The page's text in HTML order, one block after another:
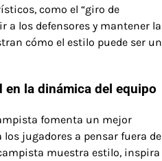
como el “giro de
a los defensores y mantener la
cómo el estilo puede ser un
en la dinámica del equipo
fomenta un mejor
jugadores a pensar fuera de
muestra estilo, inspira